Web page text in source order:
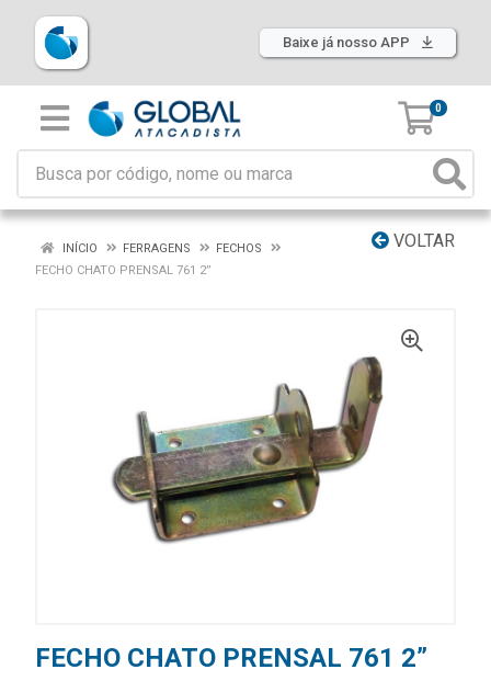
Baixe já nosso APP
0
VOLTAR
INÍCIO FERRAGENS
FECHOS
FECHO CHATO PRENSAL 761 2”
FECHO CHATO PRENSAL 761 2”